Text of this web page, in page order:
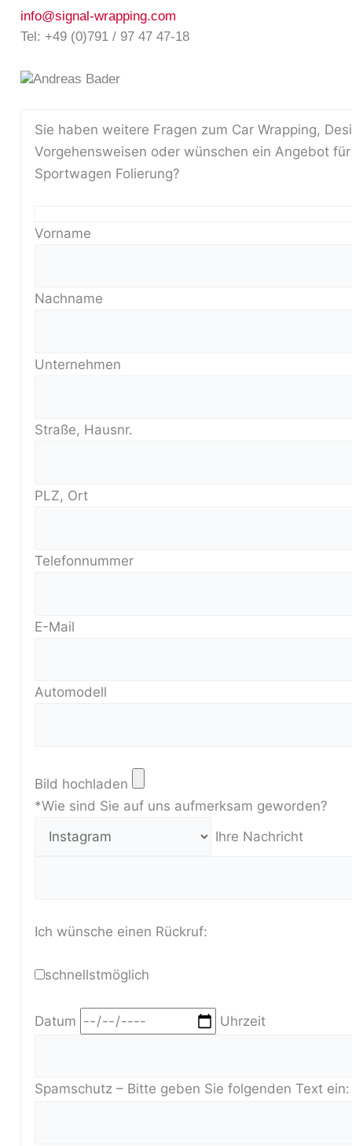
info@signal-wrapping.com
Tel: +49 (0)791 / 97 47 47-18
Sie haben weitere Fragen zum Car Wrapping,
Vorgehensweisen oder wünschen ein Angebot
Sportwagen Folierung?
Vorname
Nachname
Unternehmen
Straße, Hausnr.
PLZ, Ort
Telefonnummer
E-Mail
Automodell
Bild hochladen
*Wie sind Sie auf uns aufmerksam geworden?
Ihre Nachricht
Ich wünsche einen Rückruf:
schnellstmöglich
Datum Uhrzeit
Spamschutz – Bitte geben Sie folgenden Text